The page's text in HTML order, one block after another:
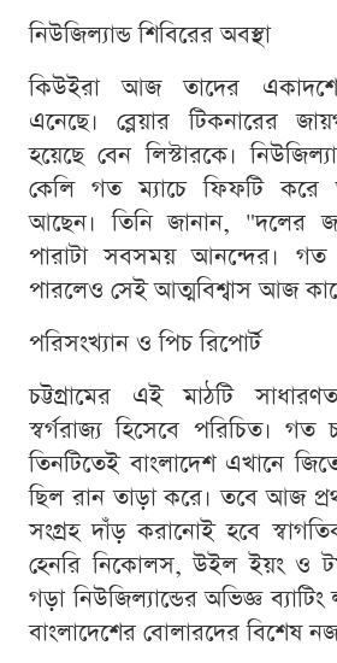
নিউজিল্যান্ড শিবিরের অবস্থা
কিউইরা আজ তাদের
এনেছে। ব্লেয়ার টিকনারের
হয়েছে বেন লিস্টারকে।
কেলি গত ম্যাচে ফিফটি করে
আছেন। তিনি জানান, "দলের
পারাটা সবসময় আনন্দের। গত
পারলেও সেই আত্মবিশ্বাস আজ
পরিসংখ্যান ও পিচ রিপোর্ট
চট্টগ্রামের এই মাঠটি
স্বর্গরাজ্য হিসেবে পরিচিত। গত
তিনটিতেই বাংলাদেশ এখানে
ছিল রান তাড়া করে। তবে আজ
সংগ্রহ দাঁড় করানোই হবে
হেনরি নিকোলস, উইল ইয়ং ও
গড়া নিউজিল্যান্ডের অভিজ্ঞ
বাংলাদেশের বোলারদের বিশেষ